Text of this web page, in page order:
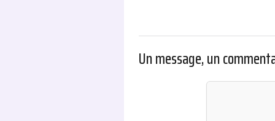
Un message, un